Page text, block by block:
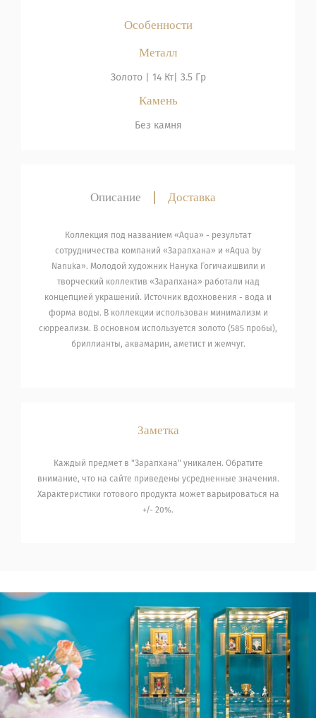
Особенности
Металл
Золото | 14 Кт| 3.5 Гр
Камень
Без камня
Описание Доставка
Коллекция под названием «Aqua» - результат
сотрудничества компаний «Зарапхана» и «Aqua by
Nanuka». Молодой художник Нанука Гогичаишвили и
творческий коллектив «Зарапхана» работали над
концепцией украшений. Источник вдохновения - вода и
форма воды. В коллекции использован минимализм и
сюрреализм. В основном используется золото (585 пробы),
бриллианты, аквамарин, аметист и жемчуг.
Заметка
Каждый предмет в "Зарапхана" уникален. Обратите
внимание, что на сайте приведены усредненные значения.
Характеристики готового продукта может варьироваться на
+/- 20%.